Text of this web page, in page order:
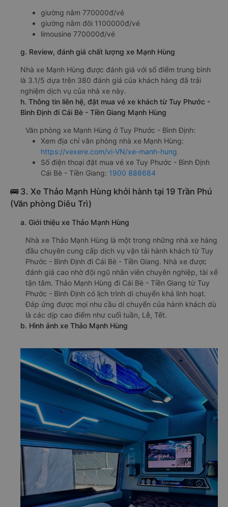
giường nằm 770000đ/vé
giường nằm đôi 1100000đ/vé
limousine 770000đ/vé
g. Review, đánh giá chất lượng xe Mạnh Hùng
Nhà xe Mạnh Hùng được đánh giá với số điểm trung bình
là 3.1/5 dựa trên 380 đánh giá của khách hàng đã trải
nghiệm dịch vụ của nhà xe này.
h. Thông tin liên hệ, đặt mua vé xe khách từ Tuy Phước -
Bình Định đi Cái Bè - Tiền Giang Mạnh Hùng
Văn phòng xe Mạnh Hùng ở Tuy Phước - Bình Định:
Xem địa chỉ văn phòng nhà xe Mạnh Hùng:
https://vexere.com/vi-VN/xe-manh-hung
Số điện thoại đặt mua vé xe Tuy Phước - Bình Định
Cái Bè - Tiền Giang: 1900 888684
🚌 3. Xe Thảo Mạnh Hùng khởi hành tại 19 Trần Phú
(Văn phòng Diêu Trì)
a. Giới thiệu xe Thảo Mạnh Hùng
Nhà xe Thảo Mạnh Hùng là một trong những nhà xe hàng
đầu chuyên cung cấp dịch vụ vận tải hành khách từ Tuy
Phước - Bình Định đi Cái Bè - Tiền Giang. Nhà xe được
đánh giá cao nhờ đội ngũ nhân viên chuyên nghiệp, tài xế
tận tâm. Thảo Mạnh Hùng đi Cái Bè - Tiền Giang từ Tuy
Phước - Bình Định có lịch trình di chuyển khá linh hoạt.
Đáp ứng được mọi nhu cầu di chuyển của hành khách dù
là các dịp cao điểm như cuối tuần, Lễ, Tết.
b. Hình ảnh xe Thảo Mạnh Hùng